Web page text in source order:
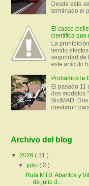
Desde esta
terminado el
El casco
científica que
La
tenido
seguridad de
este artículo
Probamos la
El pasado 11
dos modelos
BiciMAD.
prestaron para
Archivo del blog
▼ 2026 ( 31 )
▼julio( 2 )
Ruta MTB: Abantos y
de julio d...